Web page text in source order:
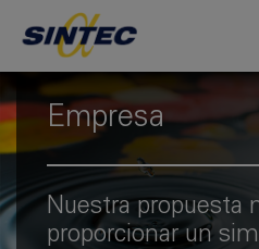
Empresa
Nuestra propuesta
proporcionar un